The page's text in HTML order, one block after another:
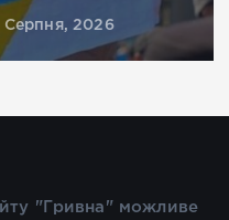
Серпня, 2026
"Гривна" можливе